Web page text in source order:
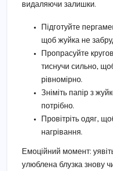
видаляючи залишки.
Підготуйте
щоб жуйка не
Пропрасуйте
тиснучи сильно,
рівномірно.
Зніміть папір з
потрібно.
Провітріть одяг,
нагрівання.
Емоційний момент:
улюблена блузка знову